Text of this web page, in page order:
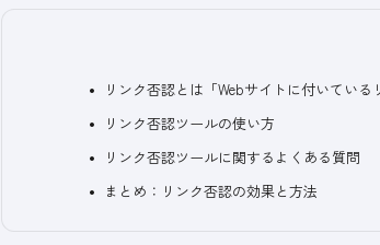
リンク否認とは「Webサイトに付いている
リンク否認ツールの使い方
リンク否認ツールに関するよくある質問
まとめ：リンク否認の効果と方法